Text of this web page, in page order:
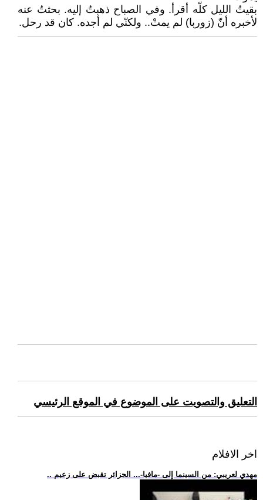
بقيتُ الليل كلّه أقرأ. وفي الصباح ذهبتُ إليه. بحثتُ عنه
لأخبره أنّ (زوربا) لم يمتْ.. ولكنّي لم أجده. كان قد رحل.
التعليق والتصويت على الموضوع في الموقع الرئيسي
اخر الافلام
.. مهدي لعريبي: من السينما إلى -مافيا-... الجزائر تقبض على زعيم